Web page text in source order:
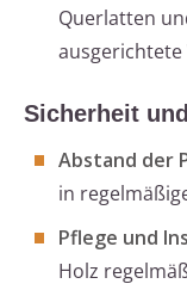
Querlatten
Sicherheit
Abstand der
in
Pflege und
Holz